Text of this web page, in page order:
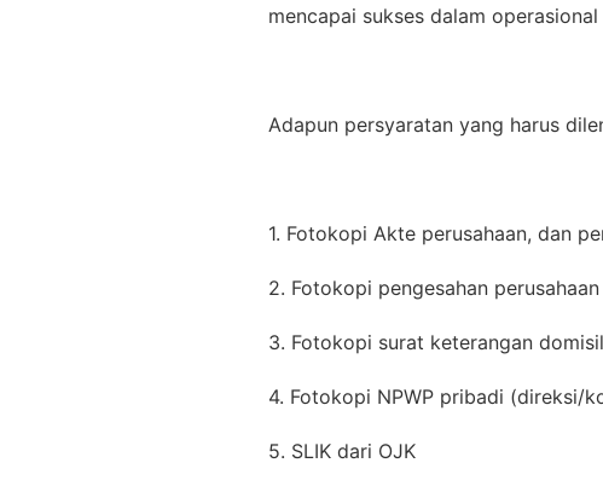
mencapai sukses dalam
Adapun persyaratan yang harus
1. Fotokopi Akte perusahaan, dan
2. Fotokopi pengesahan
3. Fotokopi surat keterangan
4. Fotokopi NPWP pribadi (direksi/
5. SLIK dari OJK